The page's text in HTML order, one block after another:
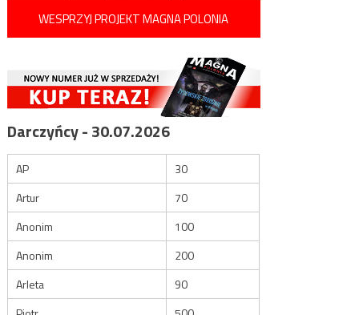
WESPRZYJ PROJEKT MAGNA POLONIA
Darczyńcy - 30.07.2026
AP
30
Artur
70
Anonim
100
Anonim
200
Arleta
90